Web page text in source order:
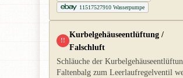
11517527910 Wasserpumpe
!!
Kurbelgehäuseentlüftung /
Falschluft
Schläuche der
Faltenbalg zum Leerlaufregelventil